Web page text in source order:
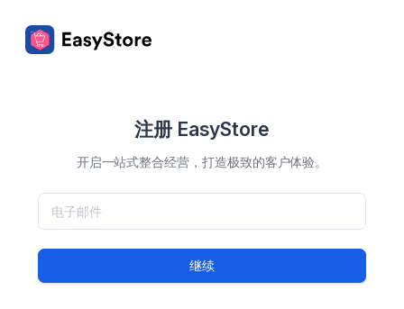
注册 EasyStore
开启一站式整合经营，打造极致的客户体验。
继续